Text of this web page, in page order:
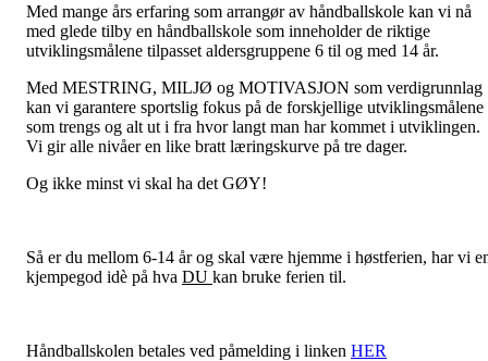
Med mange års erfaring som arrangør av håndballskole kan vi nå
med glede tilby en håndballskole som inneholder de riktige
utviklingsmålene tilpasset aldersgruppene 6 til og med 14 år.
Med MESTRING, MILJØ og MOTIVASJON som verdigrunnlag
kan vi garantere sportslig fokus på de forskjellige utviklingsmålene
som trengs og alt ut i fra hvor langt man har kommet i utviklingen.
Vi gir alle nivåer en like bratt læringskurve på tre dager.
Og ikke minst vi skal ha det GØY!
Så er du mellom 6-14 år og skal være hjemme i høstferien, har vi
kjempegod idè på hva DU kan bruke ferien til.
Håndballskolen betales ved påmelding i linken HER